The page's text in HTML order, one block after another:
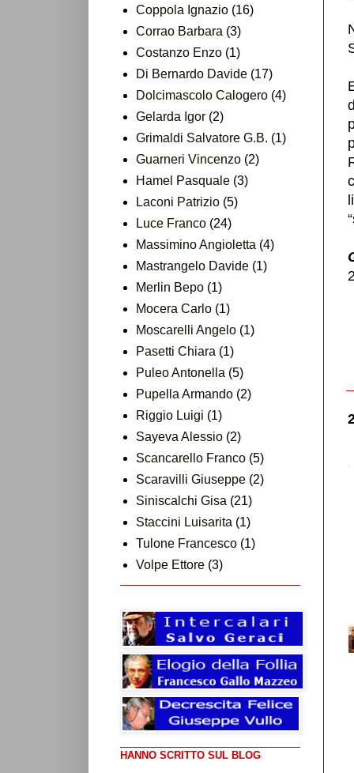
Coppola Ignazio (16)
Corrao Barbara (3)
Costanzo Enzo (1)
Di Bernardo Davide (17)
Dolcimascolo Calogero (4)
Gelarda Igor (2)
Grimaldi Salvatore G.B. (1)
Guarneri Vincenzo (2)
Hamel Pasquale (3)
Laconi Patrizio (5)
Luce Franco (24)
Massimino Angioletta (4)
Mastrangelo Davide (1)
Merlin Bepo (1)
Mocera Carlo (1)
Moscarelli Angelo (1)
Pasetti Chiara (1)
Puleo Antonella (5)
Pupella Armando (2)
Riggio Luigi (1)
Sayeva Alessio (2)
Scancarello Franco (5)
Scaravilli Giuseppe (2)
Siniscalchi Gisa (21)
Staccini Luisarita (1)
Tulone Francesco (1)
Volpe Ettore (3)
HANNO SCRITTO SUL BLOG